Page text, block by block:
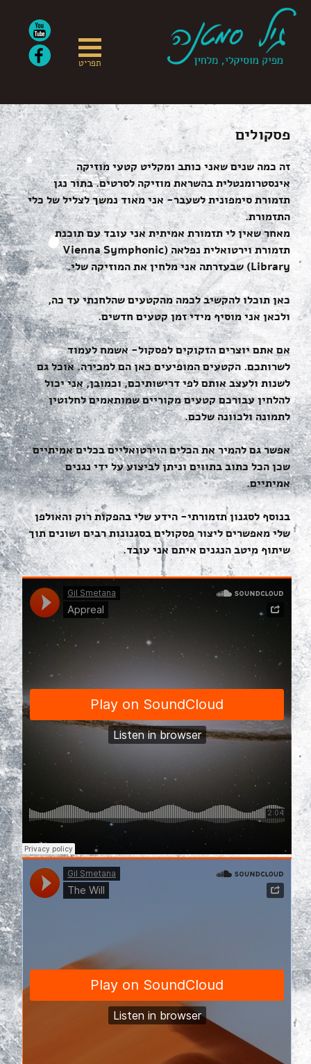
עבור
לתוכן
צור
קשר
פסקולים
זה כמה שנים שאני כותב ומקליט קטעי מוזיקה
אינסטרומנטלית בהשראת מוזיקה לסרטים. בתור נגן
תזמורת סימפונית לשעבר- אני מאוד נמשך לצליל של כלי
התזמורת.
מאחר שאין לי תזמורת אמיתית אני עובד עם תוכנת
תזמורת וירטואלית נפלאה (Vienna Symphonic
Library) שבעזרתה אני מלחין את המוזיקה שלי.
כאן תוכלו להקשיב לכמה מהקטעים שהלחנתי עד כה,
ולכאן אני מוסיף מידי זמן קטעים חדשים.
אם אתם יוצרים הזקוקים לפסקול- אשמח לעמוד
לשרותכם. הקטעים המופיעים כאן הם למכירה. אוכל גם
לשנות ולעצב אותם לפי דרישותיכם, וכמובן, אני יכול
להלחין עבורכם קטעים מקוריים שמותאמים לחלוטין
לתמונה ולכוונה שלכם.
אפשר גם להמיר את הכלים הוירטואליים בכלים אמיתיים
שכן הכל כתוב בתווים וניתן לביצוע על ידי נגנים
אמיתיים.
בנוסף לסגנון תזמורתי- הידע שלי בהפקות רוק והאולפן
שלי מאפשרים ליצור פסקולים בסגנונות רבים ושונים תוך
שיתוף מיטב הנגנים איתם אני עובד.
תפריט